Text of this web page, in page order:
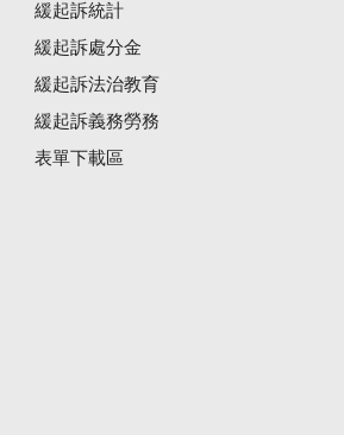
緩起訴統計
緩起訴處分金
緩起訴法治教育
緩起訴義務勞務
表單下載區